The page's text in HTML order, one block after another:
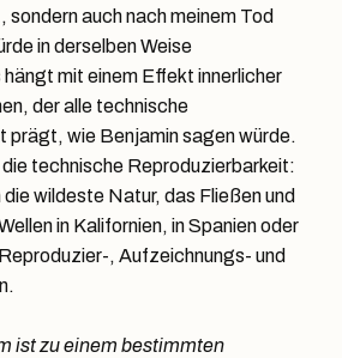
auch nach meinem Tod
in derselben Weise
mit einem Effekt innerlicher
der alle technische
prägt, wie Benjamin sagen würde.
die technische Reproduzierbarkeit:
wildeste Natur, das Fließen und
in Kalifornien, in Spanien oder
, Aufzeichnungs- und
ist zu einem bestimmten